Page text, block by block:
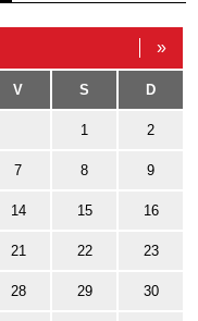
»
V S D
1 2
7 8 9
14 15 16
21 22 23
28 29 30